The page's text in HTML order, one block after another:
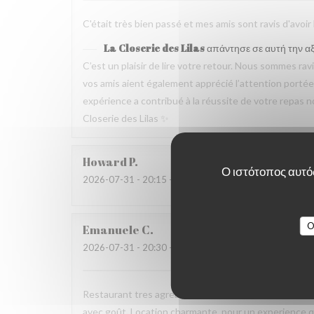
Ο ιστότοπος
C'était très bien passé et mes amis sont ravis
La Closerie des Lilasαπάντησε σε αυτή την
C’est un plaisir de lire votre retour. Nous sommes
vos amis aient également apprécié l’attention
expérience a contribué à la réussite de votre repas
Closerie des Lilas ✨
HowardP
2026-07-31 - 20:15 - καλεσμένοι 4
Emanuele C
2026-07-31 - 20:30 - καλεσμένοι 2
Restaurant tres agreable, personnel avec
avec goût. Location charmante, pour un